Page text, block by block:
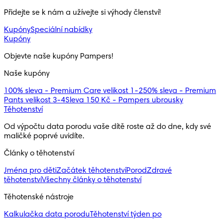
Přidejte se k nám a užívejte si výhody členství!
KupónySpeciální nabídky
Kupóny
Objevte naše kupóny Pampers!
Naše kupóny
100% sleva - Premium Care velikost 1-250% sleva - Premium
Pants velikost 3-4Sleva 150 Kč - Pampers ubrousky
Těhotenství
Od výpočtu data porodu vaše dítě roste až do dne, kdy své
maličké poprvé uvidíte.
Články o těhotenství
Jména pro dětiZačátek těhotenstvíPorodZdravé
těhotenstvíVšechny články o těhotenství
Těhotenské nástroje
Kalkulačka data poroduTěhotenství týden po